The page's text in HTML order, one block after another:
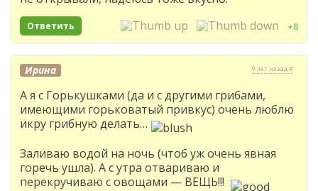
Ответить +8
Ирина 9 лет назад #
А я с Горькушками (да и с другими грибами,
имеющими горьковатый привкус) очень люблю
икру грибную делать…
Заливаю водой на ночь (чтоб уж очень явная
горечь ушла). А с утра отвариваю и
перекручиваю с овощами — ВЕЩЬ!!!